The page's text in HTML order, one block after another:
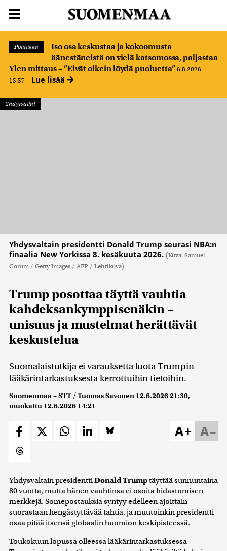
Politiikka
Iso osa keskustaa ja kokoomusta
äänestäneistä on vielä katsomossa, paljastaa
Ylen mittaus – ”Eivät oikein löydä puoluetta” 6.8.2026
15:57
Lue lisää
Yhdysvallat
Yhdysvaltain presidentti Donald Trump seurasi NBA:n
finaalia New Yorkissa 8. kesäkuuta 2026. (Kuva: Samuel
Corum / Getty Images / AFP / Lehtikuva)
Trump posottaa täyttä vauhtia
kahdeksankymppisenäkin –
unisuus ja mustelmat herättävät
keskustelua
Suomalaistutkija ei varauksetta luota Trumpin
lääkärintarkastuksesta kerrottuihin tietoihin.
Suomenmaa – STT / Tuomas Savonen 12.6.2026 21:30,
muokattu 12.6.2026 14:21
A–
A+
Yhdysvaltain presidenttiDonald Trumptäyttää sunnuntaina
80 vuotta, mutta hänen vauhtinsa ei osoita hidastumisen
merkkejä. Somepostauksia syntyy edelleen ajoittain
suorastaan hengästyttävää tahtia, ja muutoinkin presidentti
osaa pitää itsensä globaalin huomion keskipisteessä.
Toukokuun lopussa olleessa lääkärintarkastuksessa